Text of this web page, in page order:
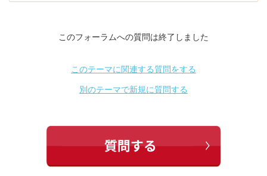
このフォーラムへの質問は終了しました
このテーマに関連する質問をする
別のテーマで新規に質問する